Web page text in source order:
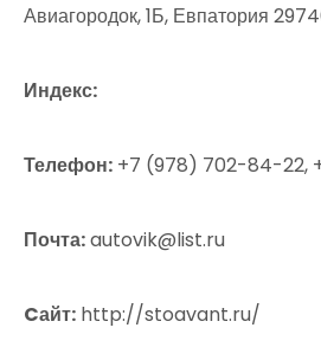
Авиагородок, 1Б, Евпатория
Индекс:
Телефон: +7 (978) 702-84-22,
Почта:autovik@list.ru
Cайт: http://stoavant.ru/